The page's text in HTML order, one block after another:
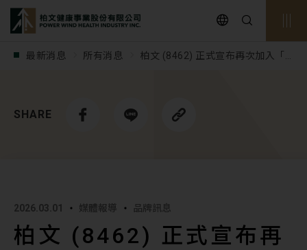
最新消息 所有消息
柏文 (8462) 正式宣布再次加入「2
SHARE
2026.03.01 媒體報導 品牌訊息
柏文 (8462) 正式宣布再